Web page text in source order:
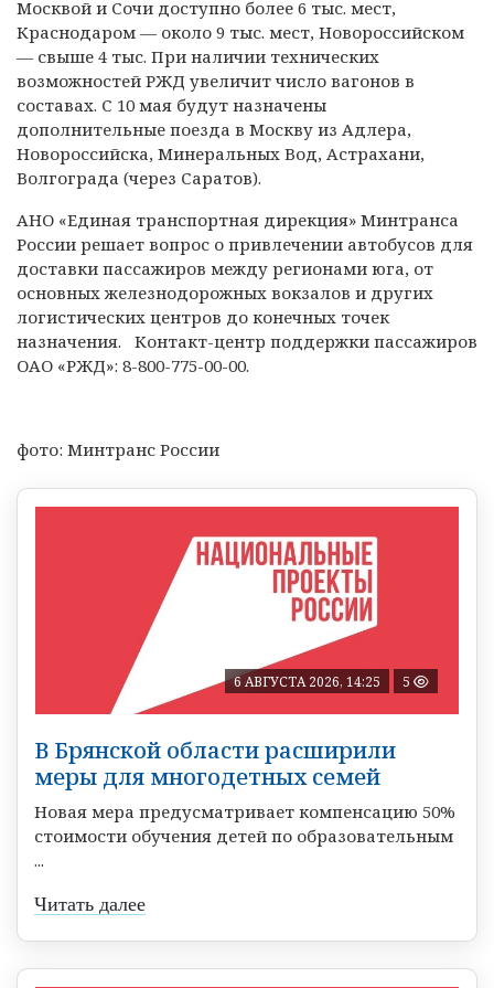
Москвой и Сочи доступно более 6 тыс. мест,
Краснодаром — около 9 тыс. мест, Новороссийском
— свыше 4 тыс. При наличии технических
возможностей РЖД увеличит число вагонов в
составах. С 10 мая будут назначены
дополнительные поезда в Москву из Адлера,
Новороссийска, Минеральных Вод, Астрахани,
Волгограда (через Саратов).
АНО «Единая транспортная дирекция» Минтранса
России решает вопрос о привлечении автобусов для
доставки пассажиров между регионами юга, от
основных железнодорожных вокзалов и других
логистических центров до конечных точек
назначения. Контакт-центр поддержки пассажиров
ОАО «РЖД»: 8-800-775-00-00.
фото: Минтранс России
6 АВГУСТА 2026, 14:25 5
В Брянской области расширили
меры для многодетных семей
Новая мера предусматривает компенсацию 50%
стоимости обучения детей по образовательным
...
Читать далее